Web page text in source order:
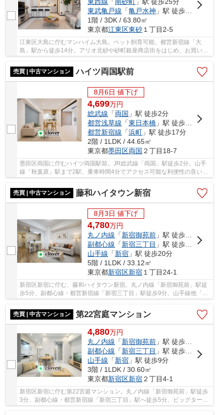
東武亀戸線 「亀戸水神 」駅 徒歩31分
1階 / 3DK / 63.80㎡
東京都江東区東砂 １丁目2-5
江東区大島に佇むマンハイム大島。ペット飼育可能。都営新宿線「大
島」駅から徒歩14分。アリオ北砂や砂町銀座商店街をはじめ、お買い物
売買 | 中古マンション
ハイツ両国駅前
8月6日 値下げ
4,699万円
総武線 「両国 」駅 徒歩2分
都営浅草線 「東日本橋 」駅 徒歩14分
都営新宿線 「浜町 」駅 徒歩17分
2階 / 1LDK / 44.65㎡
東京都墨田区両国 ２丁目18-7
墨田区両国に佇むハイツ両国駅前。JR総武線「両国」駅徒歩2分。山手
線「秋葉原」駅まで2駅、乗車時間4分でアクセス可能な利便性の良い立
地です。駅前に立地するので商業施設充実で生活...
売買 | 中古マンション
藤和ハイタウン新宿
8月3日 値下げ
4,780万円
丸ノ内線 「新宿御苑前 」駅 徒歩5分
副都心線 「新宿三丁目 」駅 徒歩9分
山手線 「新宿 」駅 徒歩20分
5階 / 1LDK / 33.12㎡
東京都新宿区新宿 １丁目24-1
新宿区新宿に佇む、藤和ハイタウン新宿。丸ノ内線「新宿御苑前」駅徒
歩5分、副都心線・都営新宿線「新宿三丁目」駅徒歩9分、山手線他「新
宿」駅徒歩20分。利便性に富んだ立地です。198...
売買 | 中古マンション
第22宮庭マンション
4,880万円
丸ノ内線 「新宿御苑前 」駅 徒歩3分
副都心線 「新宿三丁目 」駅 徒歩5分
山手線 「新宿 」駅 徒歩9分
3階 / 1LDK / 30.60㎡
東京都新宿区新宿２丁目4-1
新宿区新宿に佇む第22宮庭マンション。丸ノ内線「新宿御苑前」駅徒歩
3分、副都心線・都営新宿線「新宿三丁目」駅へ徒歩5分、ビッグターミ
ナル駅「新宿」まで徒歩9分。新宿御苑まで徒歩...